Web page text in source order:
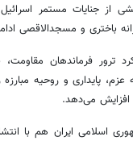
از جنایات مستمر
باختری و مسجدالاقصی
کرد ترور فرماندهان
پایداری و روحیه
می‌دهد.
اسلامی ایران هم با